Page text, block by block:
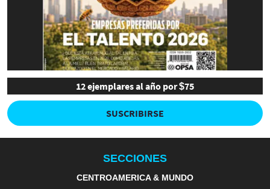
12 ejemplares al año por $75
SUSCRIBIRSE
SECCIONES
CENTROAMERICA & MUNDO